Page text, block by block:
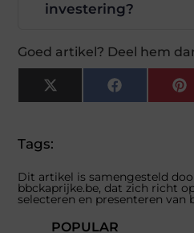
investering?
Goed artikel? Deel hem
X
(Twitter)
Facebook
Tags:
Dit artikel is samengesteld
bbckaprijke.be, dat zich richt
selecteren en presenteren
POPULAR